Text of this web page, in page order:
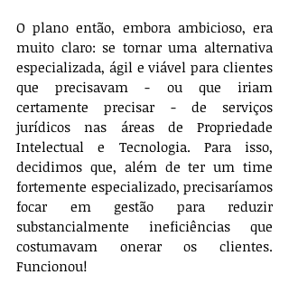
O plano então, embora ambicioso, era
muito claro: se tornar uma alternativa
especializada, ágil e viável para clientes
que precisavam - ou que iriam
certamente precisar - de serviços
jurídicos nas áreas de Propriedade
Intelectual e Tecnologia. Para isso,
decidimos que, além de ter um time
fortemente especializado, precisaríamos
focar em gestão para reduzir
substancialmente ineficiências que
costumavam onerar os clientes.
Funcionou!